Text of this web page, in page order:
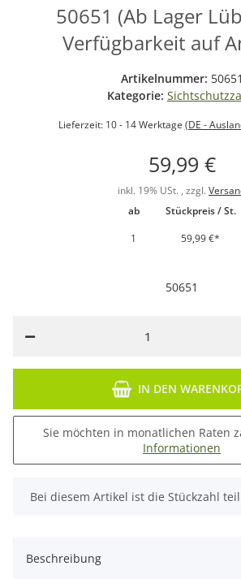
50651 (Ab Lager
Verfügbarkeit auf
Artikelnummer: 50651
Kategorie:
Lieferzeit: 10 - 14 Werktage (DE -
59,99 €
inkl. 19% USt. , zzgl.
ab
Stückpreis / St.
1
59,99 €*
50651
IN DEN
Sie möchten in monatlichen Raten
Informationen
x
Bei diesem Artikel ist die Stückzahl
Beschreibung